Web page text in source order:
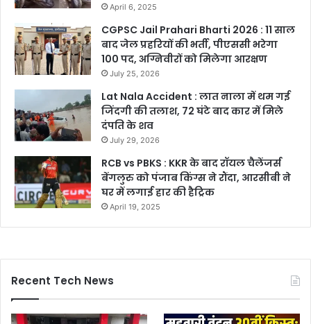
April 6, 2025
CGPSC Jail Prahari Bharti 2026 : 11 साल
बाद जेल प्रहरियों की भर्ती, पीएससी भरेगा
100 पद, अग्निवीरों को मिलेगा आरक्षण
July 25, 2026
Lat Nala Accident : लात नाला में थम गई
जिंदगी की तलाश, 72 घंटे बाद कार में मिले
दंपति के शव
July 29, 2026
RCB vs PBKS : KKR के बाद रॉयल चैलेंजर्स
बेंगलुरु को पंजाब किंग्स ने रौंदा, आरसीबी ने
घर में लगाई हार की हैट्रिक
April 19, 2025
Recent Tech News